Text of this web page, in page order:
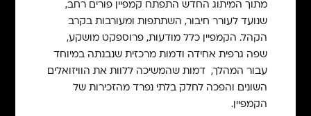
מתוך המיתוג החדש התפתח קמפיין פורים רחב,
שנועד לעורר חיבור, השתתפות ומעורבות בקרב
הקהל. הקמפיין כלל מודעות, פרוספקט מושקע,
שפה גרפית אחידה ודמות מרכזית שנבנתה במיוחד
עבור המהלך, דמות שהמשיכה ללוות את הוויזואלים
השונים והפכה לחלק בלתי נפרד מהזכירות של
הקמפיין.